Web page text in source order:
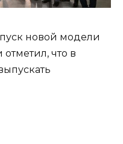
новой модели
что в